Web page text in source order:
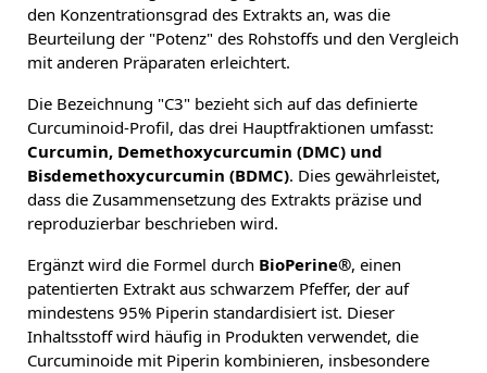
den Konzentrationsgrad des Extrakts an, was die
Beurteilung der "Potenz" des Rohstoffs und den Vergleich
mit anderen Präparaten erleichtert.
Die Bezeichnung "C3" bezieht sich auf das definierte
Curcuminoid-Profil, das drei Hauptfraktionen umfasst:
Curcumin, Demethoxycurcumin (DMC) und
Bisdemethoxycurcumin (BDMC). Dies gewährleistet,
dass die Zusammensetzung des Extrakts präzise und
reproduzierbar beschrieben wird.
Ergänzt wird die Formel durch BioPerine®, einen
patentierten Extrakt aus schwarzem Pfeffer, der auf
mindestens 95% Piperin standardisiert ist. Dieser
Inhaltsstoff wird häufig in Produkten verwendet, die
Curcuminoide mit Piperin kombinieren, insbesondere